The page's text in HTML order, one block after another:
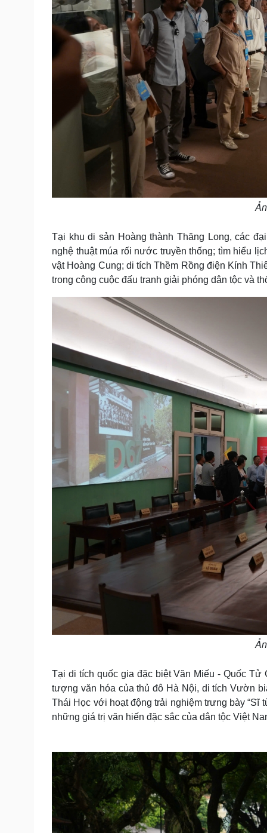
Tại khu di sản Hoàng thành Thăng Long, các
nghệ thuật múa rối nước truyền thống; tìm hiểu
vật Hoàng Cung; di tích Thềm Rồng điện Kính
trong công cuộc đấu tranh giải phóng dân tộc và
Tại di tích quốc gia đặc biệt Văn Miếu - Quốc
tượng văn hóa của thủ đô Hà Nội, di tích Vườn
Thái Học với hoạt động trải nghiệm trưng bày “Sĩ
những giá trị văn hiến đặc sắc của dân tộc Việt